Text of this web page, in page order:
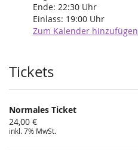
Ende: 22:30 Uhr
Einlass: 19:00 Uhr
Zum Kalender hinzufügen
Produkte
Tickets
Normales Ticket
24,00 €
inkl. 7% MwSt.